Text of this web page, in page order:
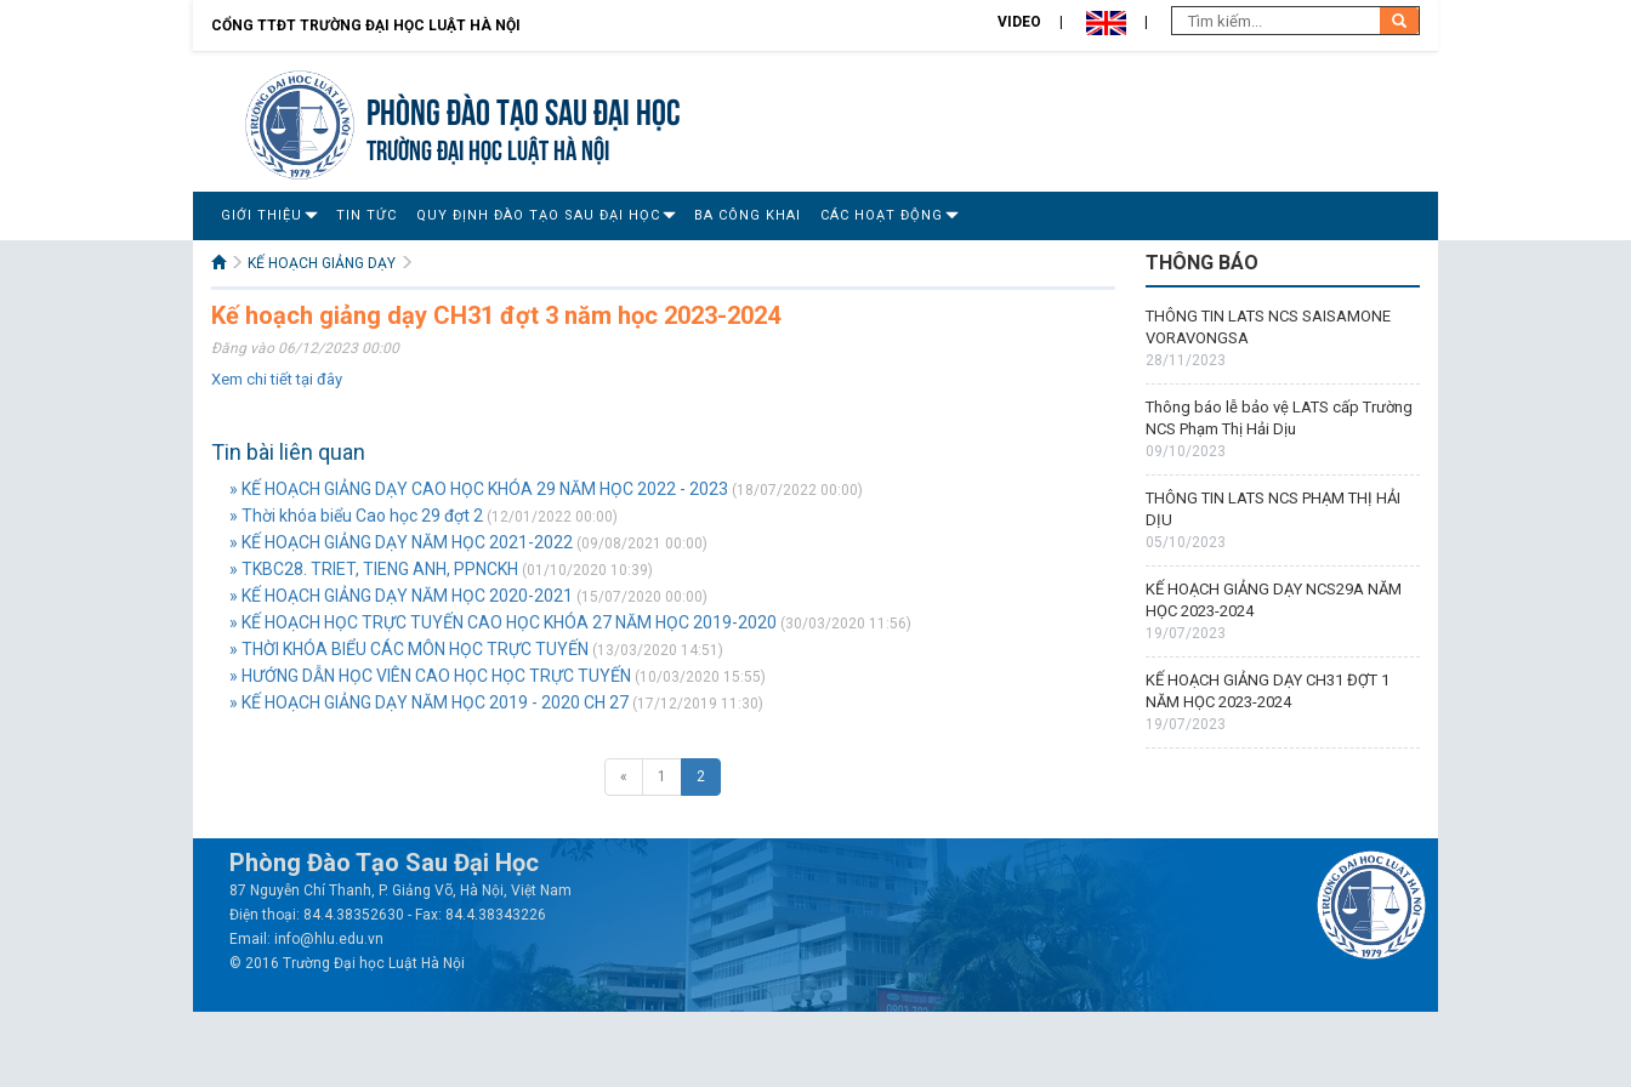
CỔNG TTĐT TRƯỜNG ĐẠI HỌC LUẬT HÀ NỘI VIDEO
Phòng Đào tạo Sau đại học
TRƯỜNG ĐẠI HỌC LUẬT HÀ NỘI
GIỚI THIỆU TIN TỨC QUY ĐỊNH ĐÀO TẠO SAU ĐẠI HỌC BA CÔNG KHAI CÁC HOẠT ĐỘNG
KẾ HOẠCH GIẢNG DẠY
Kế hoạch giảng dạy CH31 đợt 3 năm học 2023-2024
Đăng vào 06/12/2023 00:00
Xem chi tiết tại đây
Tin bài liên quan
» KẾ HOẠCH GIẢNG DẠY CAO HỌC KHÓA 29 NĂM HỌC 2022 - 2023 (18/07/2022 00:00)
» Thời khóa biểu Cao học 29 đợt 2 (12/01/2022 00:00)
» KẾ HOẠCH GIẢNG DẠY NĂM HỌC 2021-2022 (09/08/2021 00:00)
» TKBC28. TRIET, TIENG ANH, PPNCKH (01/10/2020 10:39)
» KẾ HOẠCH GIẢNG DẠY NĂM HỌC 2020-2021 (15/07/2020 00:00)
» KẾ HOẠCH HỌC TRỰC TUYẾN CAO HỌC KHÓA 27 NĂM HỌC 2019-2020 (30/03/2020 11:56)
» THỜI KHÓA BIỂU CÁC MÔN HỌC TRỰC TUYẾN (13/03/2020 14:51)
» HƯỚNG DẪN HỌC VIÊN CAO HỌC HỌC TRỰC TUYẾN (10/03/2020 15:55)
» KẾ HOẠCH GIẢNG DẠY NĂM HỌC 2019 - 2020 CH 27 (17/12/2019 11:30)
« 1 2
THÔNG BÁO
THÔNG TIN LATS NCS SAISAMONE
VORAVONGSA
28/11/2023
Thông báo lễ bảo vệ LATS cấp Trường
NCS Phạm Thị Hải Dịu
09/10/2023
THÔNG TIN LATS NCS PHẠM THỊ HẢI
DỊU
05/10/2023
KẾ HOẠCH GIẢNG DẠY NCS29A NĂM
HỌC 2023-2024
19/07/2023
KẾ HOẠCH GIẢNG DẠY CH31 ĐỢT 1
NĂM HỌC 2023-2024
19/07/2023
Phòng Đào Tạo Sau Đại Học
87 Nguyễn Chí Thanh, P. Giảng Võ, Hà Nội, Việt Nam
Điện thoại: 84.4.38352630 - Fax: 84.4.38343226
Email: info@hlu.edu.vn
© 2016 Trường Đại học Luật Hà Nội